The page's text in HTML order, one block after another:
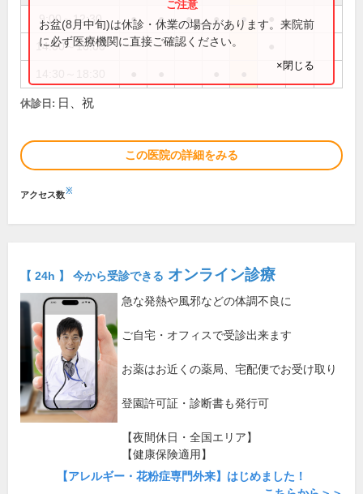
9:00～12:30 ● ● ● ● ●
14:00～16:00
お盆(8月中旬)は休診・休業の場合があります。来院前
に必ず医療機関に直接ご確認ください。
×閉じる
休診日: 日、祝
この医院の詳細をみる
アクセス数※
【 24h 】 今から受診できる オンライン診療
急な発熱や風邪などの体調不良に
ご自宅・オフィスで受診出来ます
お薬はお近くの薬局、宅配便でお受け取り
登園許可証・診断書も発行可
【夜間休日・全国エリア】
【健康保険適用】
【アレルギー・花粉症専門外来】はじめました！